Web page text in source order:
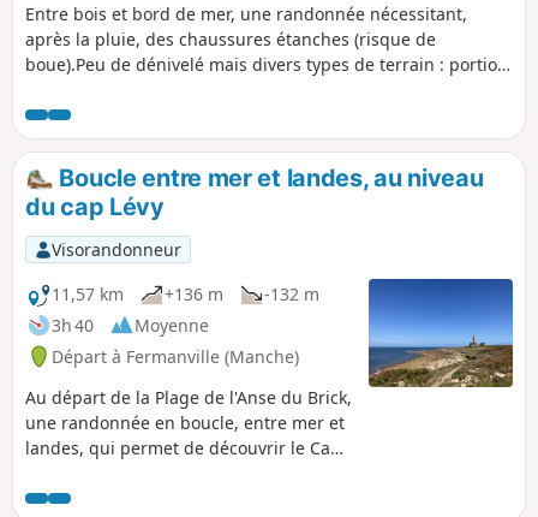
Entre bois et bord de mer, une randonnée nécessitant,
après la pluie, des chaussures étanches (risque de
boue).Peu de dénivelé mais divers types de terrain : portion
Boucle entre mer et landes, au niveau
du cap Lévy
Visorandonneur
11,57 km
+136 m
-132 m
3h 40
Moyenne
Départ à Fermanville (Manche)
Au départ de la Plage de l'Anse du Brick,
une randonnée en boucle, entre mer et
landes, qui permet de découvrir le Cap
et la Plage de la Mondrée. Le retour par